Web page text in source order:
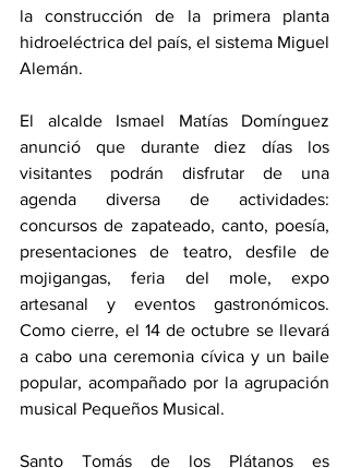
la construcción de la primera planta
hidroeléctrica del país, el sistema Miguel
Alemán.
El alcalde Ismael Matías Domínguez
anunció que durante diez días los
visitantes podrán disfrutar de una
agenda diversa de actividades:
concursos de zapateado, canto, poesía,
presentaciones de teatro, desfile de
mojigangas, feria del mole, expo
artesanal y eventos gastronómicos.
Como cierre, el 14 de octubre se llevará
a cabo una ceremonia cívica y un baile
popular, acompañado por la agrupación
musical Pequeños Musical.
Santo Tomás de los Plátanos es